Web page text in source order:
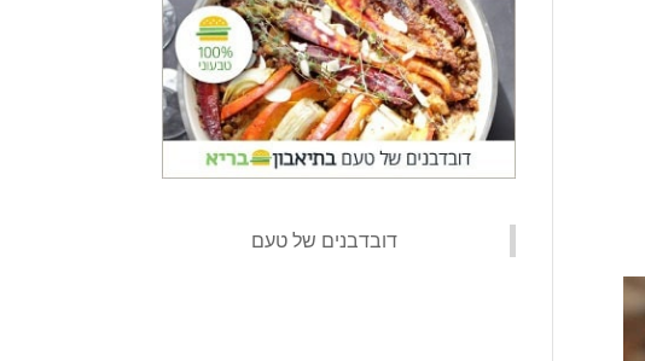
‏דובדבנים של טעם‏